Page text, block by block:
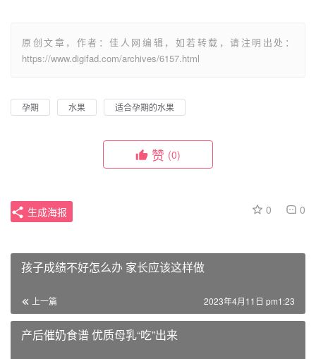
原创文章，作者：佳人网编辑，如若转载，请注明出处：
https://www.digifad.com/archives/6157.html
孕期 水果 适合孕期的水果
赞 (0)
0 0
生成海报
孩子成绩不好怎么办 家长应该这样做
上一篇 2023年4月11日 pm1:23
产后催奶食谱 优质母乳“吃”出来